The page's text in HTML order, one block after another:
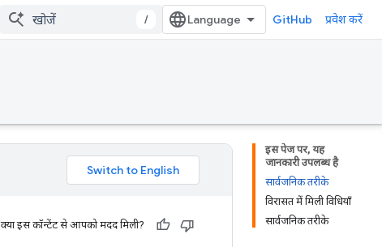
/ GitHub प्रवेश करें
इस पेज पर, यह
जानकारी उपलब्ध है
सार्वजनिक तरीके
विरासत में मिली विधियाँ
सार्वजनिक तरीके
क्या इस कॉन्टेंट से आपको मदद मिली?